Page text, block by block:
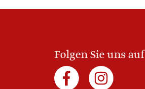
Folgen Sie uns auf